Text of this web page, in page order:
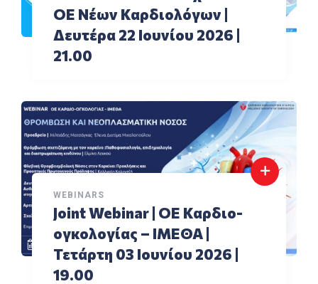
ΟΕ Νέων Καρδιολόγων |
Δευτέρα 22 Ιουνίου 2026 |
21.00
WEBINARS
Joint Webinar | ΟΕ Καρδιο-
ογκολογίας – ΙΜΕΘΑ |
Τετάρτη 03 Ιουνίου 2026 |
19.00